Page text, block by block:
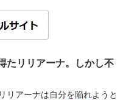
たリリアーナ。しかし不
リアーナは自分を陥れようと